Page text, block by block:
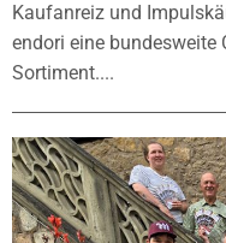
Kaufanreiz und
endori eine
Sortiment....